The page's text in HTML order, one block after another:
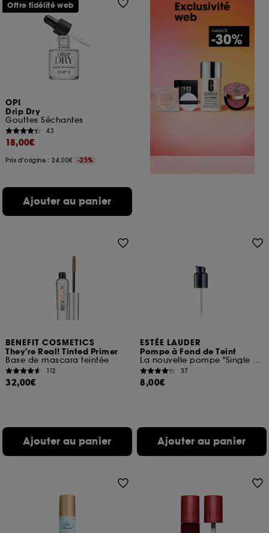
OPI
Drip Dry
Gouttes Séchantes
43
18,00€
Prix d'origine : 24,00€ -25%
Ajouter au panier
Offre fidélité web
BENEFIT COSMETICS
They're Real! Tinted Primer
Base de mascara teintée
112
32,00€
Ajouter au panier
ESTÉE LAUDER
Pompe à Fond de Teint
La nouvelle pompe "Single Dosage"
37
8,00€
Ajouter au panier